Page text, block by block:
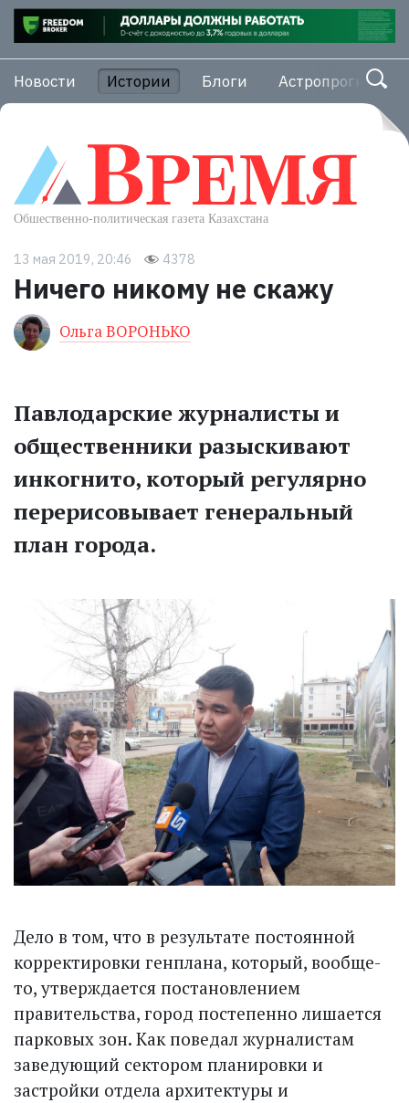
Новости Истории Блоги Астропрогноз
13 мая 2019, 20:46 4378
Ничего никому не скажу
Ольга ВОРОНЬКО
Павлодарские журналисты и
общественники разыскивают
инкогнито, который регулярно
перерисовывает генеральный
план города.
Дело в том, что в результате постоянной
корректировки генплана, который, вообще-
то, утверждается постановлением
правительства, город постепенно лишается
парковых зон. Как поведал журналистам
заведующий сектором планировки и
застройки отдела архитектуры и